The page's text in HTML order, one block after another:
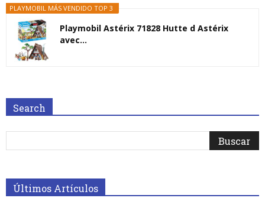
PLAYMOBIL MÁS VENDIDO TOP 3
Playmobil Astérix 71828 Hutte d Astérix
avec...
Search
Últimos Artículos